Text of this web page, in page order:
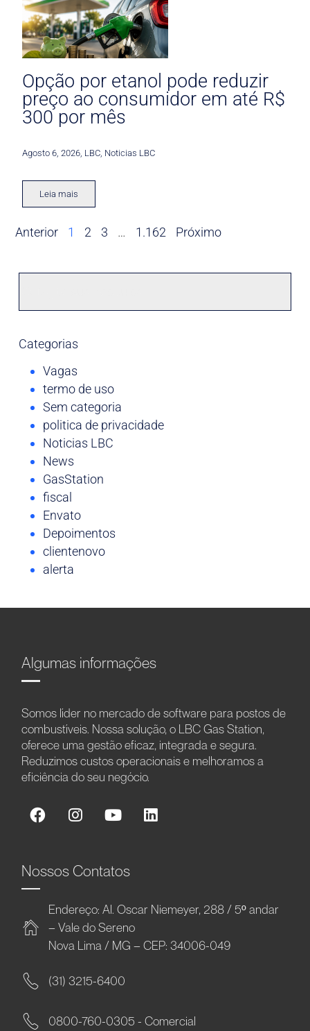
Opção por etanol pode reduzir
preço ao consumidor em até R$
300 por mês
Agosto 6, 2026 LBC Noticias LBC
Leia mais
Anterior 1 2 3 … 1.162 Próximo
Categorias
Vagas
termo de uso
Sem categoria
politica de privacidade
Noticias LBC
News
GasStation
fiscal
Envato
Depoimentos
clientenovo
alerta
Algumas informações
Somos líder no mercado de software para postos de
combustíveis. Nossa solução, o LBC Gas Station,
oferece uma gestão eficaz, integrada e segura.
Reduzimos custos operacionais e melhoramos a
eficiência do seu negócio.
Nossos Contatos
Endereço: Al. Oscar Niemeyer, 288 / 5º andar
– Vale do Sereno
Nova Lima / MG – CEP: 34006-049
(31) 3215-6400
0800-760-0305 - Comercial